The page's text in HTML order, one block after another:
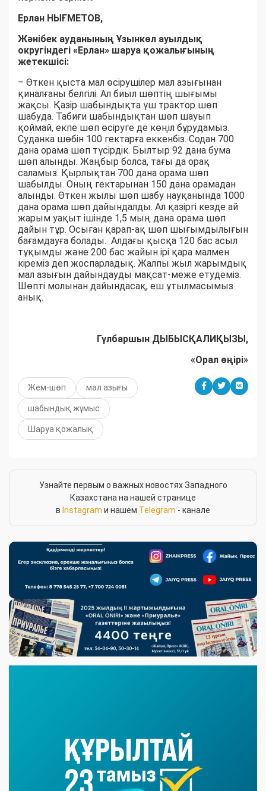
Ерлан НЫҒМЕТОВ,
Жәнібек ауданының Ұзынкөл ауылдық
округіндегі «Ерлан» шаруа қожалығының
жетекшісі:
– Өткен қыста мал өсірушілер мал азығынан
қиналғаны белгілі. Ал биыл шөптің шығымы
жақсы. Қазір шабындықта үш трактор шөп
шабуда. Табиғи шабындықтан шөп шауып
қоймай, екпе шөп өсіруге де көңіл бұрудамыз.
Суданка шөбін 100 гектарға еккенбіз. Содан 700
дана орама шөп түсірдік. Былтыр 92 дана бума
шөп алынды. Жаңбыр болса, тағы да орақ
саламыз. Қырлықтан 700 дана орама шөп
шабылды. Оның гектарынан 150 дана орамадан
алынды. Өткен жылы шөп шабу науқанында 1000
дана орама шөп дайындалды. Ал қазіргі кезде ай
жарым уақыт ішінде 1,5 мың дана орама шөп
дайын тұр. Осыған қарап-ақ шөп шығымдылығын
бағамдауға болады. Алдағы қысқа 120 бас асыл
тұқымды және 200 бас жайын ірі қара малмен
кіреміз деп жоспарладық. Жалпы жыл жарымдық
мал азығын дайындауды мақсат-меже етудеміз.
Шөпті молынан дайындасақ, еш ұтылмасымыз
анық.
Гүлбаршын ДЫБЫСҚАЛИҚЫЗЫ,
«Орал өңірі»
Жем-шөп мал азығы
шабындық жұмыс
Шаруа қожалық
Узнайте первым о важных новостях Западного
Казахстана на нашей странице
в Instagram и нашем Telegram - канале